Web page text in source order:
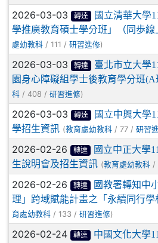
2026-03-03 轉達
國立清華大學
學推廣教育碩士學分班」（同歩線
處幼教科 / 111 / 研習進修)
2026-03-03 轉達
臺北市立大學
園身心障礙組學士後教育學分班(A
科 / 408 / 研習進修)
2026-03-03 轉達
國立中興大學
學招生資訊 (教育處幼教科 / 77 / 研習
2026-02-26 轉達
國立中正大學
生說明會及招生資訊 (教育處幼教科 /
2026-02-26 轉達
國教署轉知中
理」跨域賦能計畫之「永續同行
育處幼教科 / 133 / 研習進修)
2026-02-24 轉達
中國文化大學